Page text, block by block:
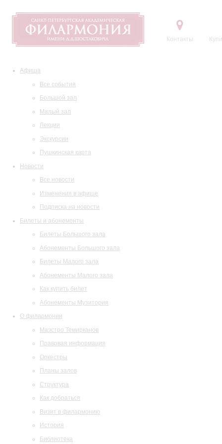
Контакты
Афиша
Все события
Большой зал
Малый зал
Лекции
Экскурсии
Пушкинская карта
Новости
Все новости
Изменения в афише
Подписка на новости
Билеты и абонементы
Билеты Большого зала
Абонементы Большого зала
Билеты Малого зала
Абонементы Малого зала
Как купить билет
Абонементы Музитория
О филармонии
Маэстро Темирканов
Правовая информация
Оркестры
Планы залов
Структура
Как добраться
Визит в филармонию
История
Библиотека